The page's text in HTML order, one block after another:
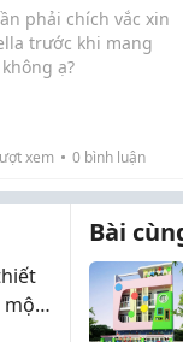
phải chích vắc xin
trước khi mang
ạ?
xem 0 bình luận
một
Bài